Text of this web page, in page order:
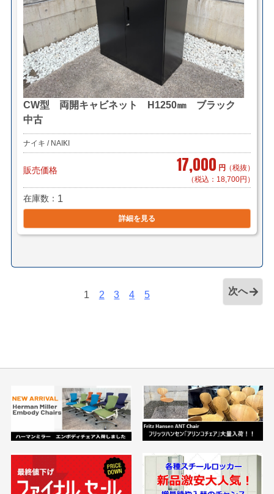
CW型 両開キャビネット H1250㎜ ブラック
中古
ナイキ / NAIKI
販売価格 17,000 円 （税抜）
（税込：18,700円）
在庫数 1
詳細を見る
1 2 3 4 5 次へ